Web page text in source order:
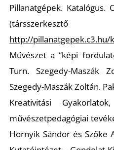
Pillanatgépek.
http://pillanatgepek.c3.hu/
Művészet a “képi
Turn. Szegedy-Maszák
Szegedy-Maszák Zoltán.
Kreativitási
művészetpedagógiai
Hornyik Sándor és Szőke